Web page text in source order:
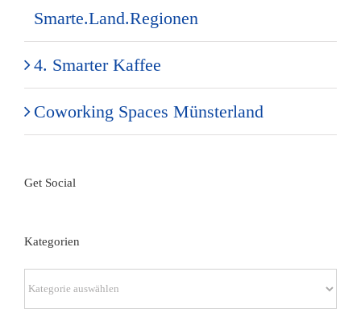
Smarte.Land.Regionen
4. Smarter Kaffee
Coworking Spaces Münsterland
Get Social
Kategorien
Kategorien